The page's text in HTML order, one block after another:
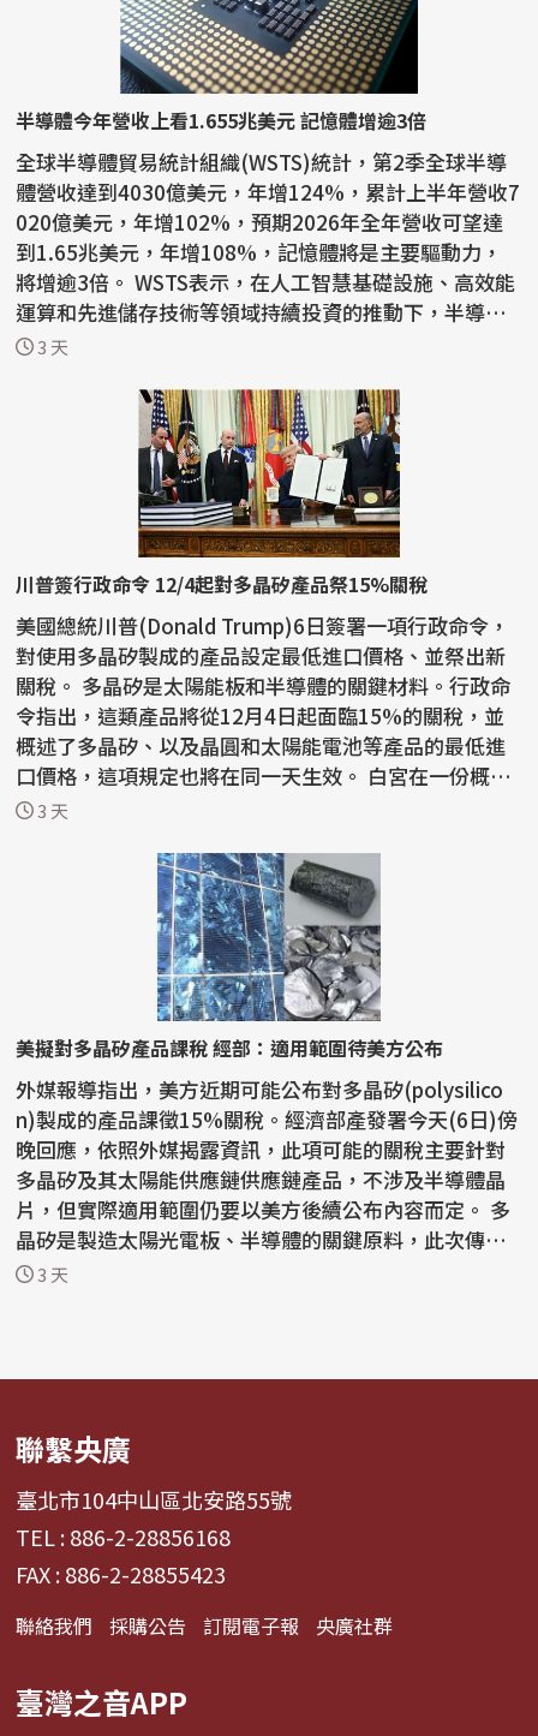
半導體今年營收上看1.655兆美元 記憶體增逾3倍
全球半導體貿易統計組織(WSTS)統計，第2季全球半導
體營收達到4030億美元，年增124%，累計上半年營收7
020億美元，年增102%，預期2026年全年營收可望達
到1.65兆美元，年增108%，記憶體將是主要驅動力，
將增逾3倍。 WSTS表示，在人工智慧基礎設施、高效能
運算和先進儲存技術等領域持續投資的推動下，半導體
產業今年上半年...
3 天
川普簽行政命令 12/4起對多晶矽產品祭15%關稅
美國總統川普(Donald Trump)6日簽署一項行政命令，
對使用多晶矽製成的產品設定最低進口價格、並祭出新
關稅。 多晶矽是太陽能板和半導體的關鍵材料。行政命
令指出，這類產品將從12月4日起面臨15%的關稅，並
概述了多晶矽、以及晶圓和太陽能電池等產品的最低進
口價格，這項規定也將在同一天生效。 白宮在一份概要
說明...
3 天
美擬對多晶矽產品課稅 經部：適用範圍待美方公布
外媒報導指出，美方近期可能公布對多晶矽(polysilico
n)製成的產品課徵15%關稅。經濟部產發署今天(6日)傍
晚回應，依照外媒揭露資訊，此項可能的關稅主要針對
多晶矽及其太陽能供應鏈供應鏈產品，不涉及半導體晶
片，但實際適用範圍仍要以美方後續公布內容而定。 多
晶矽是製造太陽光電板、半導體的關鍵原料，此次傳出
美方...
3 天
聯繫央廣
臺北市104中山區北安路55號
TEL : 886-2-28856168
FAX : 886-2-28855423
聯絡我們 採購公告 訂閱電子報 央廣社群
臺灣之音APP